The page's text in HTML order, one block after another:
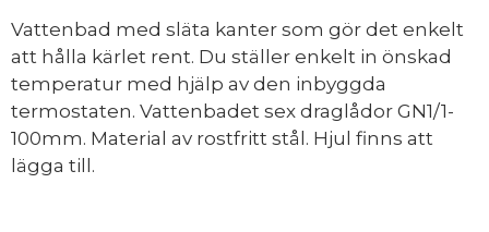
Vattenbad med släta kanter som gör det enkelt
att hålla kärlet rent. Du ställer enkelt in önskad
temperatur med hjälp av den inbyggda
termostaten. Vattenbadet sex draglådor GN1/1-
100mm. Material av rostfritt stål. Hjul finns att
lägga till.